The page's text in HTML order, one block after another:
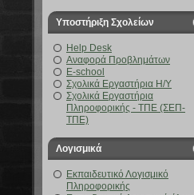
Υποστήριξη Σχολείων
Help Desk
Αναφορά Προβλημάτων
E-school
Σχολικά Εργαστήρια Η/Υ
Σχολικά Εργαστήρια
Πληροφορικής - ΤΠΕ (ΣΕΠ-
ΤΠΕ)
Λογισμικά
Εκπαιδευτικό Λογισμικό
Πληροφορικής